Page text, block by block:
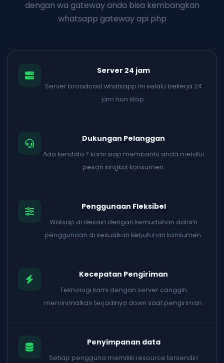
dengan wa gateway anda bisa kembangkan
whatsapp gateway api php
Server 24 jam
Server broadcast whatsapp ini selalu bekerja 24
jam non stop.
Dukungan Pelanggan
Ada kendala ? kami siap membantu anda melalui
pesan singkat konsumen.
Penggunaan Fleksibel
Watsap di desain dengan kemudahan dalam
penggunaan di sesuaikan kebutuhan konsumen.
Kecepatan Pengiriman
Teknologi kami dengan server canggih
meminimalkan terjadinya down saat pengiriman.
Penyimpanan data
Setiap pengguna memiliki resource tersendiri